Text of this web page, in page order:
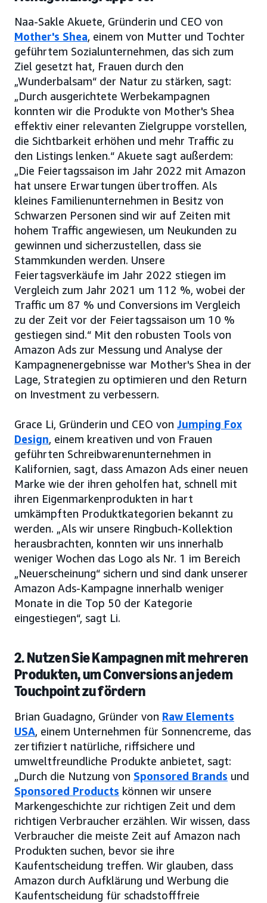
Naa-Sakle Akuete, Gründerin und CEO von
Mother's Shea, einem von Mutter und Tochter
geführtem Sozialunternehmen, das sich zum
Ziel gesetzt hat, Frauen durch den
„Wunderbalsam“ der Natur zu stärken, sagt:
„Durch ausgerichtete Werbekampagnen
konnten wir die Produkte von Mother's Shea
effektiv einer relevanten Zielgruppe vorstellen,
die Sichtbarkeit erhöhen und mehr Traffic zu
den Listings lenken.“ Akuete sagt außerdem:
„Die Feiertagssaison im Jahr 2022 mit Amazon
hat unsere Erwartungen übertroffen. Als
kleines Familienunternehmen in Besitz von
Schwarzen Personen sind wir auf Zeiten mit
hohem Traffic angewiesen, um Neukunden zu
gewinnen und sicherzustellen, dass sie
Stammkunden werden. Unsere
Feiertagsverkäufe im Jahr 2022 stiegen im
Vergleich zum Jahr 2021 um 112 %, wobei der
Traffic um 87 % und Conversions im Vergleich
zu der Zeit vor der Feiertagssaison um 10 %
gestiegen sind.“ Mit den robusten Tools von
Amazon Ads zur Messung und Analyse der
Kampagnenergebnisse war Mother's Shea in der
Lage, Strategien zu optimieren und den Return
on Investment zu verbessern.
Grace Li, Gründerin und CEO von Jumping Fox
Design, einem kreativen und von Frauen
geführten Schreibwarenunternehmen in
Kalifornien, sagt, dass Amazon Ads einer neuen
Marke wie der ihren geholfen hat, schnell mit
ihren Eigenmarkenprodukten in hart
umkämpften Produktkategorien bekannt zu
werden. „Als wir unsere Ringbuch-Kollektion
herausbrachten, konnten wir uns innerhalb
weniger Wochen das Logo als Nr. 1 im Bereich
„Neuerscheinung“ sichern und sind dank unserer
Amazon Ads-Kampagne innerhalb weniger
Monate in die Top 50 der Kategorie
eingestiegen“, sagt Li.
2. Nutzen Sie Kampagnen mit mehreren
Produkten, um Conversions an jedem
Touchpoint zu fördern
Brian Guadagno, Gründer von Raw Elements
USA, einem Unternehmen für Sonnencreme, das
zertifiziert natürliche, riffsichere und
umweltfreundliche Produkte anbietet, sagt:
„Durch die Nutzung von Sponsored Brands und
Sponsored Products können wir unsere
Markengeschichte zur richtigen Zeit und dem
richtigen Verbraucher erzählen. Wir wissen, dass
Verbraucher die meiste Zeit auf Amazon nach
Produkten suchen, bevor sie ihre
Kaufentscheidung treffen. Wir glauben, dass
Amazon durch Aufklärung und Werbung die
Kaufentscheidung für schadstofffreie